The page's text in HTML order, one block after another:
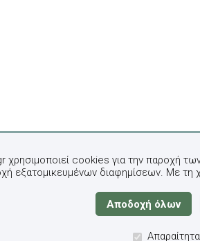
cookies για την παροχή
εξατομικευμένων διαφημίσεων. Με